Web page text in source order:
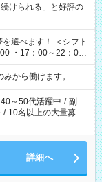
けられる」と好評の
・17：00～22：00
ど
から働けます。
40～50代活躍中 / 副
/ 10名以上の大量募
詳細へ